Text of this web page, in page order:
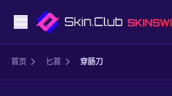
手枪
首页 匕首 穿肠刀